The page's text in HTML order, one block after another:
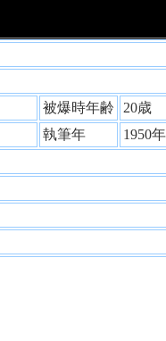
被爆時年齢
20歳
執筆年
1950